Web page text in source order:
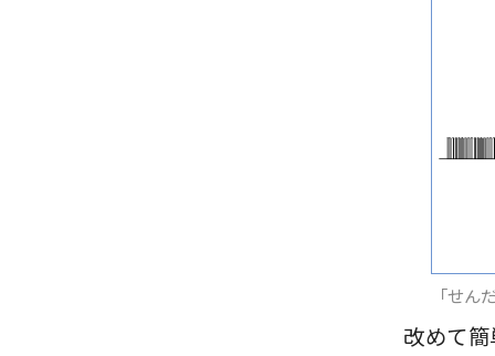
「せん
改めて